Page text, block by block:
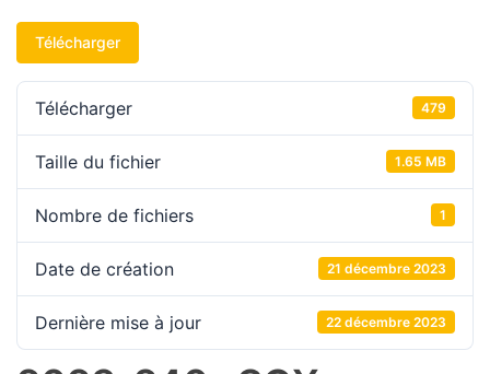
Télécharger
Télécharger 479
Taille du fichier 1.65 MB
Nombre de fichiers 1
Date de création 21 décembre 2023
Dernière mise à jour 22 décembre 2023